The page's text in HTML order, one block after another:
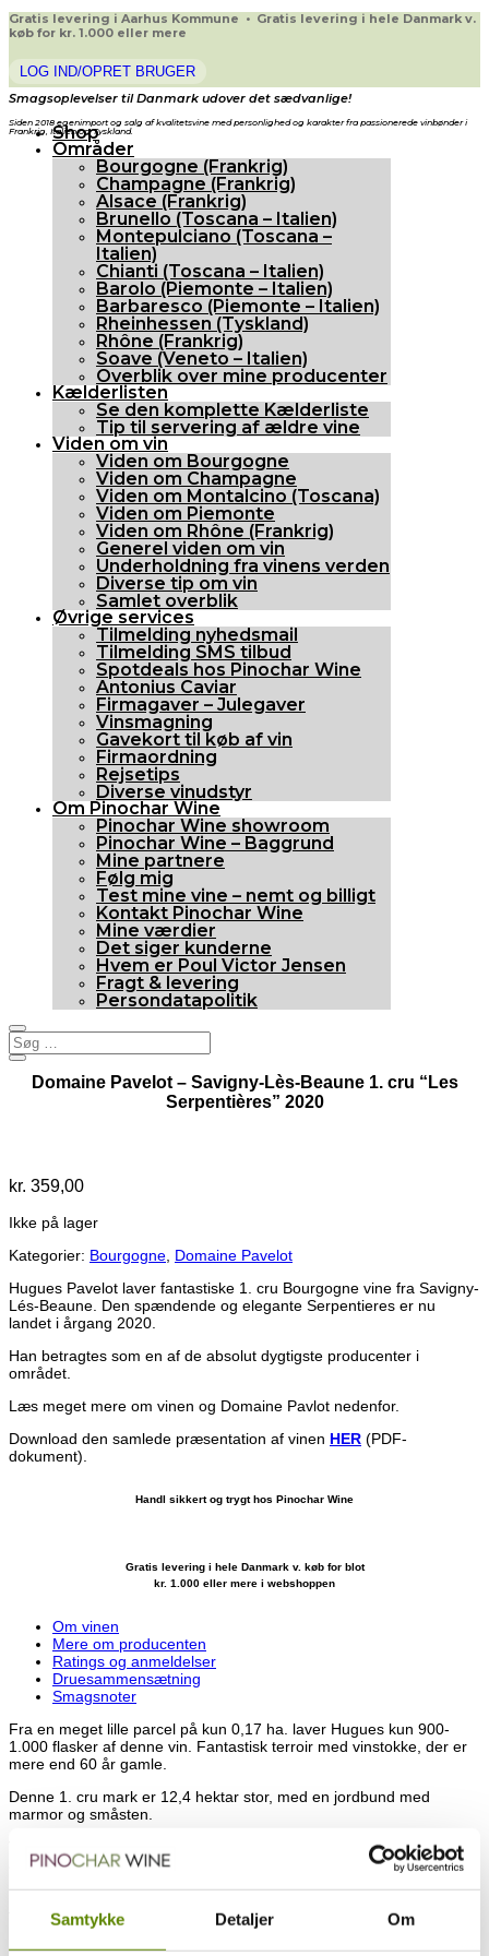
Samtykke Detaljer Om
Gratis levering i Aarhus Kommune • Gratis levering i hele Danmark v.
køb for kr. 1.000 eller mere
LOG IND/OPRET BRUGER
Smagsoplevelser til Danmark udover det sædvanlige!
Siden 2018 egenimport og salg af kvalitetsvine med personlighed og karakter fra passionerede vinbønder i
Frankrig, Italien og Tyskland.
Shop
Områder
Bourgogne (Frankrig)
Champagne (Frankrig)
Alsace (Frankrig)
Brunello (Toscana – Italien)
Montepulciano (Toscana –
Italien)
Chianti (Toscana – Italien)
Barolo (Piemonte – Italien)
Barbaresco (Piemonte – Italien)
Rheinhessen (Tyskland)
Rhône (Frankrig)
Soave (Veneto – Italien)
Overblik over mine producenter
Kælderlisten
Se den komplette Kælderliste
Tip til servering af ældre vine
Viden om vin
Viden om Bourgogne
Viden om Champagne
Viden om Montalcino (Toscana)
Viden om Piemonte
Viden om Rhône (Frankrig)
Generel viden om vin
Underholdning fra vinens verden
Diverse tip om vin
Samlet overblik
Øvrige services
Tilmelding nyhedsmail
Tilmelding SMS tilbud
Spotdeals hos Pinochar Wine
Antonius Caviar
Firmagaver – Julegaver
Vinsmagning
Gavekort til køb af vin
Firmaordning
Rejsetips
Diverse vinudstyr
Om Pinochar Wine
Pinochar Wine showroom
Pinochar Wine – Baggrund
Mine partnere
Følg mig
Test mine vine – nemt og billigt
Kontakt Pinochar Wine
Mine værdier
Det siger kunderne
Hvem er Poul Victor Jensen
Fragt & levering
Persondatapolitik
Domaine Pavelot – Savigny-Lès-Beaune 1. cru “Les
Serpentières” 2020
kr. 359,00
Ikke på lager
Kategorier: Bourgogne Domaine Pavelot
Hugues Pavelot laver fantastiske 1. cru Bourgogne vine fra Savigny-
Lés-Beaune. Den spændende og elegante Serpentieres er nu
landet i årgang 2020.
Han betragtes som en af de absolut dygtigste producenter i
området.
Læs meget mere om vinen og Domaine Pavlot nedenfor.
Download den samlede præsentation af vinen HER (PDF-
dokument).
Handl sikkert og trygt hos Pinochar Wine
Gratis levering i hele Danmark v. køb for blot
kr. 1.000 eller mere i webshoppen
Om vinen
Mere om producenten
Ratings og anmeldelser
Druesammensætning
Smagsnoter
Fra en meget lille parcel på kun 0,17 ha. laver Hugues kun 900-
1.000 flasker af denne vin. Fantastisk terroir med vinstokke, der er
mere end 60 år gamle.
Denne 1. cru mark er 12,4 hektar stor, med en jordbund med
marmor og småsten.
Vinen lagres 12 måneder på klassiske egetræsfade, hvoraf ca. 25%
af fadene er nye hvert år.
flere på hinanden følgende generationer. I dag er det Hugues
Pavelot der varetager drift og vinproduktion, og Domainet er
anerkendt som et af de bedste i Savigny-Lés-Beaune.